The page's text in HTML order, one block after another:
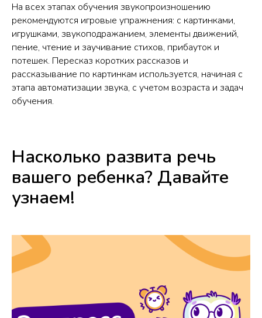
На всех этапах обучения звукопроизношению
рекомендуются игровые упражнения: с картинками,
игрушками, звукоподражанием, элементы движений,
пение, чтение и заучивание стихов, прибауток и
потешек. Пересказ коротких рассказов и
рассказывание по картинкам используется, начиная с
этапа автоматизации звука, с учетом возраста и задач
обучения.
Насколько развита речь
вашего ребенка? Давайте
узнаем!